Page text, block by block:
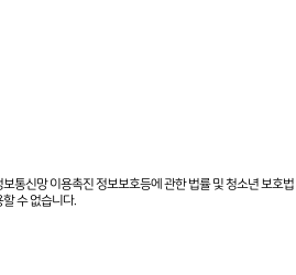
통신망 이용촉진 정보보호등에 관한 법률 및 청소년 보호법
수 없습니다.